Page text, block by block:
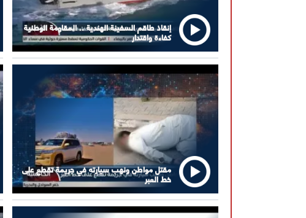
إنقاذ طاقم السفينة الهندية .. المقاومة الوطنية
كفاءة واقتدار
مقتل مواطن ونهب سيارته في جريمة تقطع على
خط العبر